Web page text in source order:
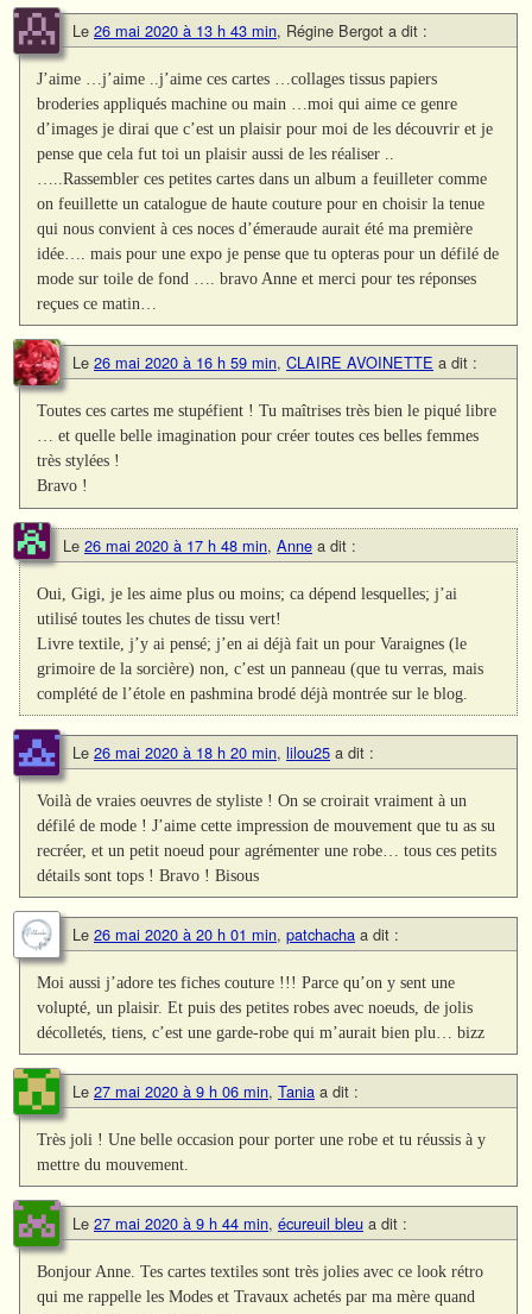
Le 26 mai 2020 à 13 h 43 min, Régine Bergot a dit :
J’aime …j’aime ..j’aime ces cartes …collages tissus papiers
broderies appliqués machine ou main …moi qui aime ce genre
d’images je dirai que c’est un plaisir pour moi de les découvrir et je
pense que cela fut toi un plaisir aussi de les réaliser ..
…..Rassembler ces petites cartes dans un album a feuilleter comme
on feuillette un catalogue de haute couture pour en choisir la tenue
qui nous convient à ces noces d’émeraude aurait été ma première
idée…. mais pour une expo je pense que tu opteras pour un défilé de
mode sur toile de fond …. bravo Anne et merci pour tes réponses
reçues ce matin…
Le 26 mai 2020 à 16 h 59 min, CLAIRE AVOINETTE a dit :
Toutes ces cartes me stupéfient ! Tu maîtrises très bien le piqué libre
… et quelle belle imagination pour créer toutes ces belles femmes
très stylées !
Bravo !
Le 26 mai 2020 à 17 h 48 min, Anne a dit :
Oui, Gigi, je les aime plus ou moins; ca dépend lesquelles; j’ai
utilisé toutes les chutes de tissu vert!
Livre textile, j’y ai pensé; j’en ai déjà fait un pour Varaignes (le
grimoire de la sorcière) non, c’est un panneau (que tu verras, mais
complété de l’étole en pashmina brodé déjà montrée sur le blog.
Le 26 mai 2020 à 18 h 20 min, lilou25 a dit :
Voilà de vraies oeuvres de styliste ! On se croirait vraiment à un
défilé de mode ! J’aime cette impression de mouvement que tu as su
recréer, et un petit noeud pour agrémenter une robe… tous ces petits
détails sont tops ! Bravo ! Bisous
Le 26 mai 2020 à 20 h 01 min, patchacha a dit :
Moi aussi j’adore tes fiches couture !!! Parce qu’on y sent une
volupté, un plaisir. Et puis des petites robes avec noeuds, de jolis
décolletés, tiens, c’est une garde-robe qui m’aurait bien plu… bizz
Le 27 mai 2020 à 9 h 06 min, Tania a dit :
Très joli ! Une belle occasion pour porter une robe et tu réussis à y
mettre du mouvement.
Le 27 mai 2020 à 9 h 44 min, écureuil bleu a dit :
Bonjour Anne. Tes cartes textiles sont très jolies avec ce look rétro
qui me rappelle les Modes et Travaux achetés par ma mère quand